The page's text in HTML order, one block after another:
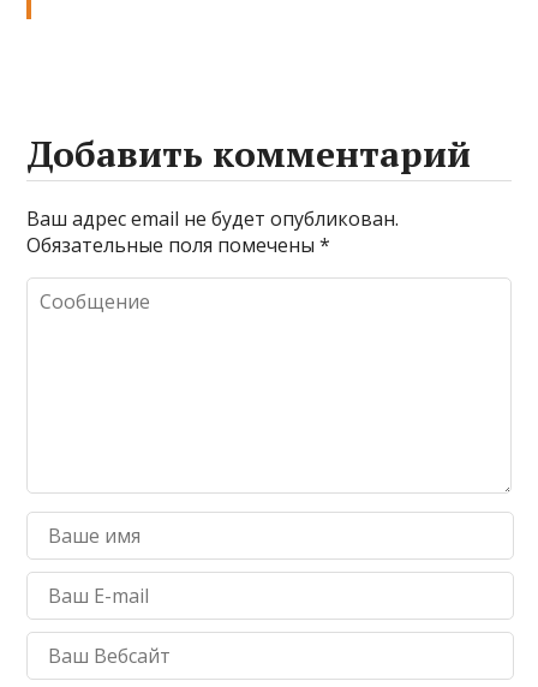
Добавить комментарий
Ваш адрес email не будет опубликован.
Обязательные поля помечены*